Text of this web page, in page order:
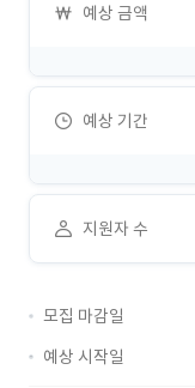
예상 금액
예상 기간
지원자 수
모집 마감일
예상 시작일